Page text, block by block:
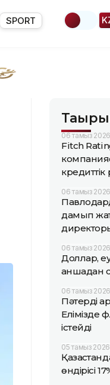
SPORT
06 тамыз
Fitch
кредиттік
06 тамыз
дамып
директоры
06 тамыз
Доллар,
қаншадан
06 тамыз
Пәтерді
Елімізде
істейді
05 тамыз
өндірісі